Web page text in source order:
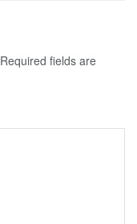
Required fields are